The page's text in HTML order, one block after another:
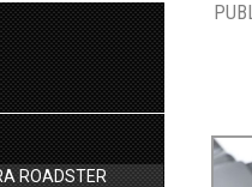
ROADSTER